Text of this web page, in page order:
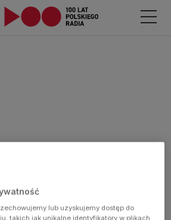
lub uzyskujemy dostęp do
takich jak unikalne identyfikatory w plikach